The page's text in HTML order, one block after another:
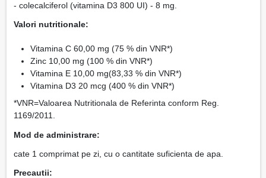
- colecalciferol (vitamina D3 800 UI) - 8 mg.
Valori nutritionale:
Vitamina C 60,00 mg (75 % din VNR*)
Zinc 10,00 mg (100 % din VNR*)
Vitamina E 10,00 mg(83,33 % din VNR*)
Vitamina D3 20 mcg (400 % din VNR*)
*VNR=Valoarea Nutritionala de Referinta conform Reg.
1169/2011.
Mod de administrare:
cate 1 comprimat pe zi, cu o cantitate suficienta de apa.
Precautii: